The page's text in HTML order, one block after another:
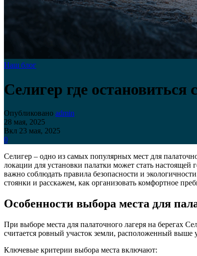
Наш блог
Селигер где остановиться
Опубликовано admin
28 мая, 2025
Вкл 23 мая, 2025
0
Селигер – одно из самых популярных мест для
локации для установки палатки может стать
важно соблюдать правила безопасности и
стоянки и расскажем, как организовать комфортное
Особенности выбора места для
При выборе места для палаточного лагеря на берегах
считается ровный участок земли, расположенный
Ключевые критерии выбора места включают: